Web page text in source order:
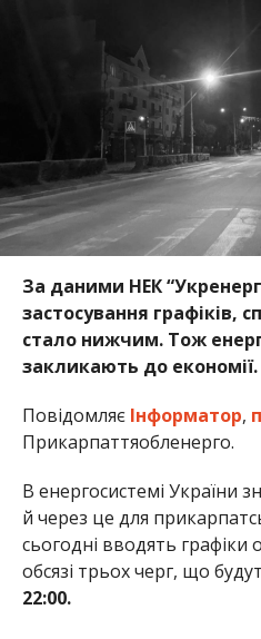
За даними НЕК
застосування графіків,
стало нижчим. Тож
закликають до економії.
Повідомляє Інформатор,
Прикарпаттяобленерго.
В енергосистемі України
й через це для
сьогодні вводять
обсязі трьох черг, що
22:00.